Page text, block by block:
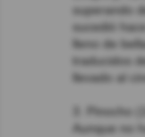
superando
sucedió
lleno de
traducidos
llevado al
3. Pinocho
Aunque no